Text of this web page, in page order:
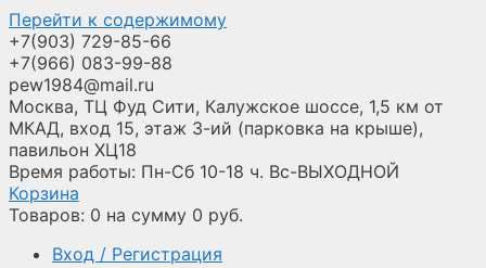
Перейти к содержимому
+7(903) 729-85-66
+7(966) 083-99-88
pew1984@mail.ru
Москва, ТЦ Фуд Сити, Калужское шоссе, 1,5 км от
МКАД, вход 15, этаж 3-ий (парковка на крыше),
павильон ХЦ18
Время работы: Пн-Сб 10-18 ч. Вс-ВЫХОДНОЙ
Корзина
Товаров: 0 на сумму 0 руб.
Вход / Регистрация